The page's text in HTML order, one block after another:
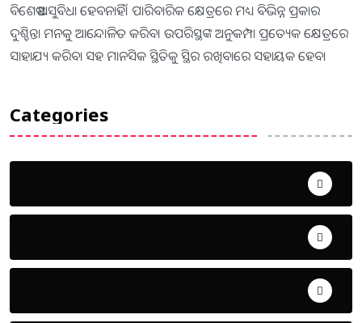
ବିଶେଷ ଅସୁବିଧା ହେବନାହିଁ। ପାରିବାରିକ କ୍ଷେତ୍ରରେ ମଧ୍ୟ ବିଭିନ୍ନ ପ୍ରକାର
ଦୁଶ୍ଚିନ୍ତା ମନକୁ ଆନ୍ଦୋଳିତ କରିବ। ଉପରିସ୍ଥଙ୍କ ଅନୁକମ୍ପା ପ୍ରତ୍ୟେକ କ୍ଷେତ୍ରରେ
ସାହାଯ୍ୟ କରିବା ସହ ମାନସିକ ସ୍ଥିତିକୁ ସ୍ଥିର ରଖିବାରେ ସହାୟକ ହେବ।
Categories